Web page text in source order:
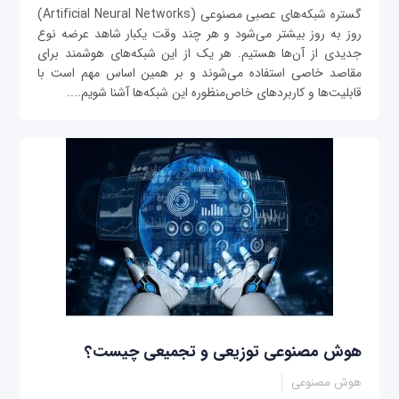
‌گستره شبکه‌های عصبی مصنوعی (Artificial Neural Networks)
روز به روز بیشتر می‌شود و هر چند وقت یکبار شاهد عرضه نوع
جدیدی از آن‌ها هستیم. هر یک از این شبکه‌های هوشمند برای
مقاصد خاصی استفاده می‌شوند و بر همین اساس مهم است با
قابلیت‌ها و کاربردهای خاص‌منظوره این شبکه‌ها آشنا شویم....
هوش مصنوعی توزیعی و تجمیعی چیست؟
هوش مصنوعی